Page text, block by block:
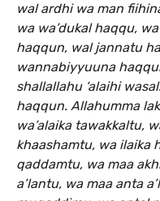
wal ardhi wa man
wa wa’dukal haqqu,
haqqun, wal jannatu
wannabiyyuuna
shallallahu ‘alaihi
haqqun. Allahumma
wa’alaika tawakkaltu,
khaashamtu, wa ilaika
qaddamtu, wa maa
a’lantu, wa maa anta